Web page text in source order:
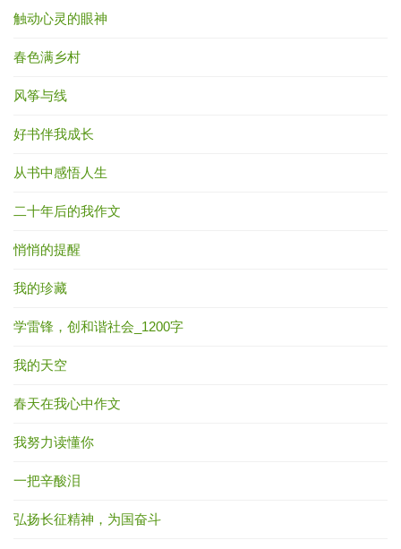
触动心灵的眼神
春色满乡村
风筝与线
好书伴我成长
从书中感悟人生
二十年后的我作文
悄悄的提醒
我的珍藏
学雷锋，创和谐社会_1200字
我的天空
春天在我心中作文
我努力读懂你
一把辛酸泪
弘扬长征精神，为国奋斗